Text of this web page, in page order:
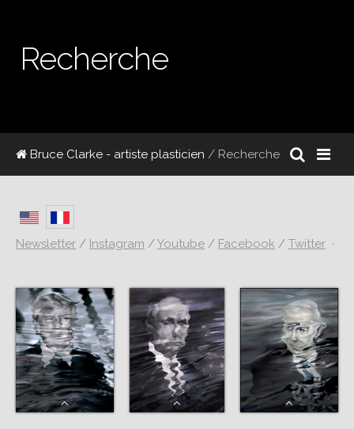
Recherche
Bruce Clarke - artiste plasticien / Recherche
Newsletter / Instagram /Youtube / Facebook / Twitter ·